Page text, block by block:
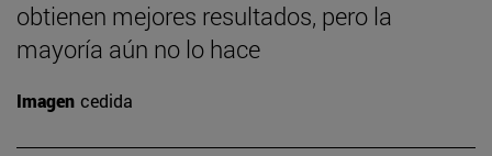
obtienen mejores resultados, pero la
mayoría aún no lo hace
Imagen cedida